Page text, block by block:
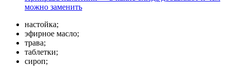
можно заменить
настойка;
эфирное масло;
трава;
таблетки;
сироп;